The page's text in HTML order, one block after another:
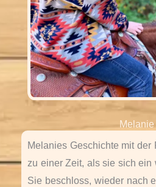
Melanie
Melanies Geschichte mit der
zu einer Zeit, als sie sich ein
Sie beschloss, wieder nach